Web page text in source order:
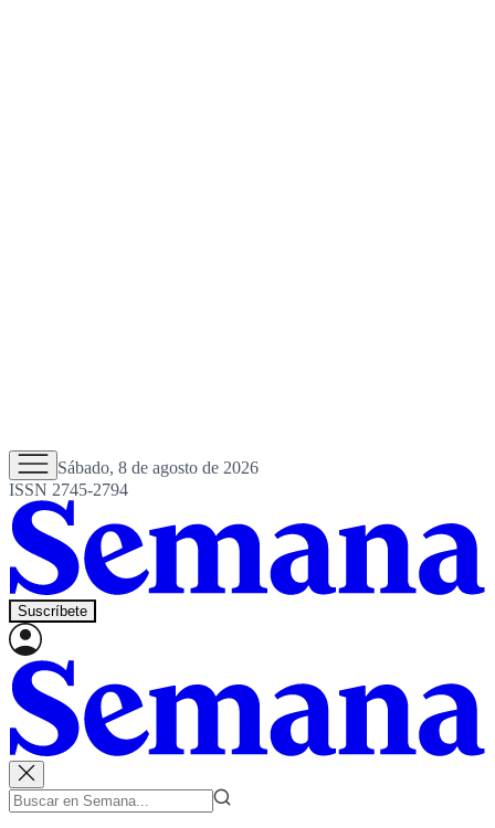
Sábado, 8 de agosto de 2026
ISSN 2745-2794
Suscríbete